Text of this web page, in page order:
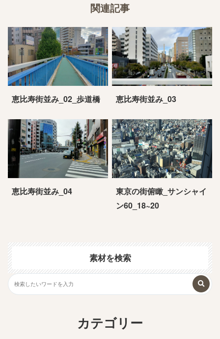
関連記事
恵比寿街並み_02_歩道橋 恵比寿街並み_03
恵比寿街並み_04
東京の街俯瞰_サンシャイ
ン60_18~20
素材を検索
カテゴリー